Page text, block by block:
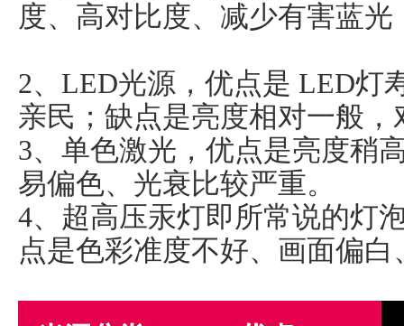
度、高对比度、减少有害蓝
2、LED光源，优点是 LED灯
亲民；缺点是亮度相对一般
3、单色激光，优点是亮度稍
易偏色、光衰比较严重。
4、超高压汞灯即所常说的灯
点是色彩准度不好、画面偏白